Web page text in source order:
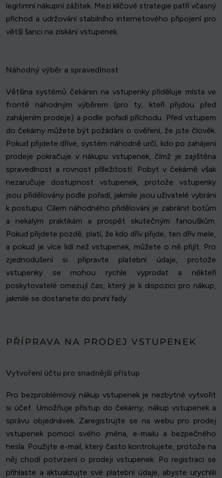
legitimní nákupní zážitek. Mezi klíčové strategie patří včasný
příchod a udržování stabilního internetového připojení pro
větší šanci na získání vstupenek.
Náhodný výběr a spravedlnost
Většina systémů čekáren na vstupenky přiděluje místa ve
frontě náhodným výběrem (pro ty, kteří přijdou před
zahájením prodeje) a podle pořadí příchodu. Před vstupem
do čekárny můžete být požádáni o ověření, že jste člověk.
Pokud přijdete dříve, systém náhodně určí, kdo po zahájení
prodeje pokračuje v nákupu vstupenek, čímž je zajištěna
spravedlnost a rovnost příležitostí. Pobyt v čekárně však
nezaručuje dostupnost vstupenek, protože vstupenky
jsou přidělovány podle pořadí, jakmile jsou uživatelé vybráni
k postupu. Cílem náhodného přidělování je zabránit botům
a nekalým praktikám a prospět skutečným fanouškům.
Pokud přijdete pozdě, platí, že kdo dřív přijde, ten dřív mele,
a pokud je více lidí než vstupenek, můžete o ně přijít. Pro
zjednodušení si připravte platební údaje, protože
vstupenky se mohou rychle vyprodat a někteří
poskytovatelé omezují čas, který je k dispozici pro nákup,
jakmile se dostanete do první řady.
PŘÍPRAVA NA PRODEJ VSTUPENEK
Vytvoření účtu pro snadnější přístup
Pro bezproblémový nákup vstupenek je nezbytné vytvořit
si účet. Umožňuje přístup do čekárny, nákup vstupenek a
správu objednávek. Zaregistrujte se na webu pro prodej
vstupenek pomocí svého jména, e-mailu a bezpečného
hesla. Použijte e-mail, který často kontrolujete, protože na
něj chodí potvrzení o prodeji vstupenek. Po registraci se
přihlaste a aktualizujte své platební údaje, abyste urychlili